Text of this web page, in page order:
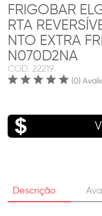
FRIGOBAR
RTA
NTO EXTRA
N070D2NA
COD. 22219
(0)
Descrição